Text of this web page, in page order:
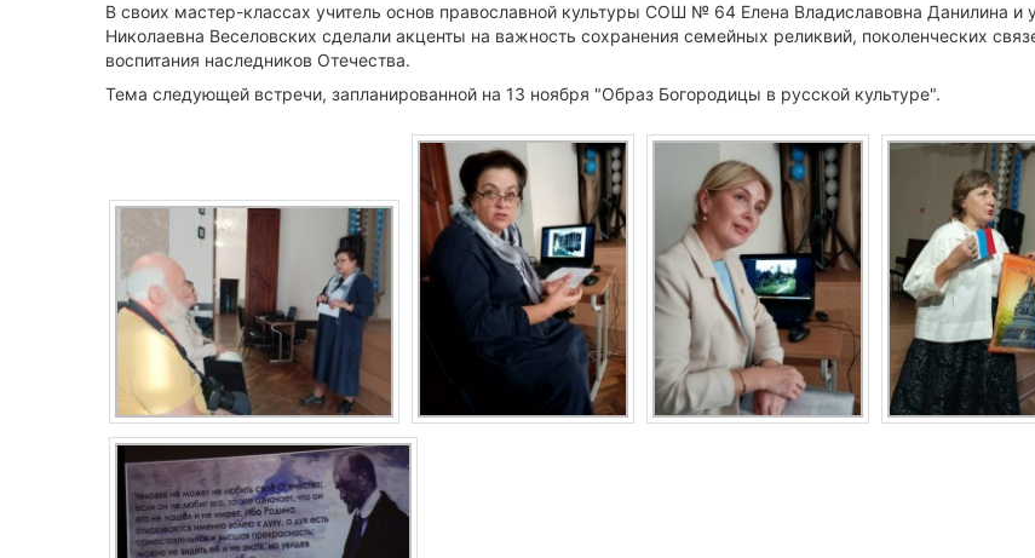
В своих мастер-классах учитель основ православной культуры СОШ № 64 Елена Владиславовна Данилина и
Николаевна Веселовских сделали акценты на важность сохранения семейных реликвий, поколенческих
воспитания наследников Отечества.
Тема следующей встречи, запланированной на 13 ноября "Образ Богородицы в русской культуре".